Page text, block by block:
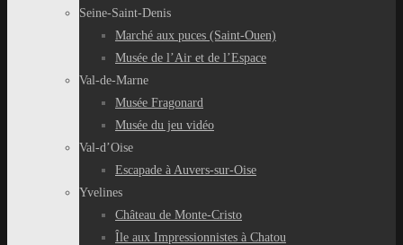
Seine-Saint-Denis
Marché aux puces (Saint-Ouen)
Musée de l’Air et de l’Espace
Val-de-Marne
Musée Fragonard
Musée du jeu vidéo
Val-d’Oise
Escapade à Auvers-sur-Oise
Yvelines
Château de Monte-Cristo
Île aux Impressionnistes à Chatou